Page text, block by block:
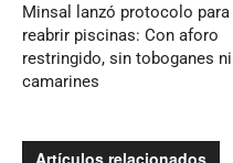
Minsal lanzó protocolo para
reabrir piscinas: Con aforo
restringido, sin toboganes ni
camarines